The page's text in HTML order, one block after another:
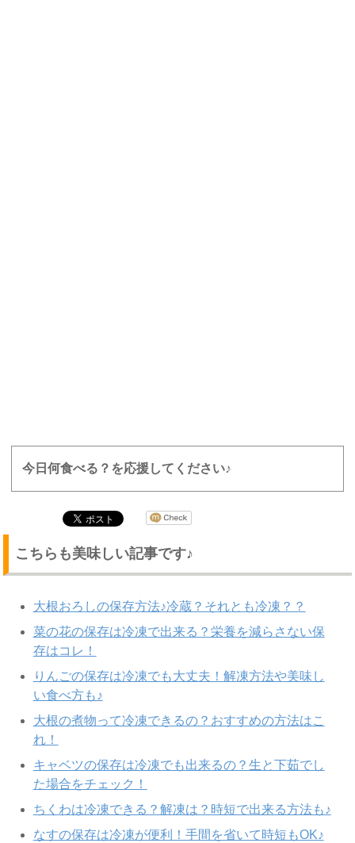
今日何食べる？を応援してください♪
こちらも美味しい記事です♪
大根おろしの保存方法♪冷蔵？それとも冷凍？？
菜の花の保存は冷凍で出来る？栄養を減らさない保
存はコレ！
りんごの保存は冷凍でも大丈夫！解凍方法や美味し
い食べ方も♪
大根の煮物って冷凍できるの？おすすめの方法はこ
れ！
キャベツの保存は冷凍でも出来るの？生と下茹でし
た場合をチェック！
ちくわは冷凍できる？解凍は？時短で出来る方法も♪
なすの保存は冷凍が便利！手間を省いて時短もOK♪